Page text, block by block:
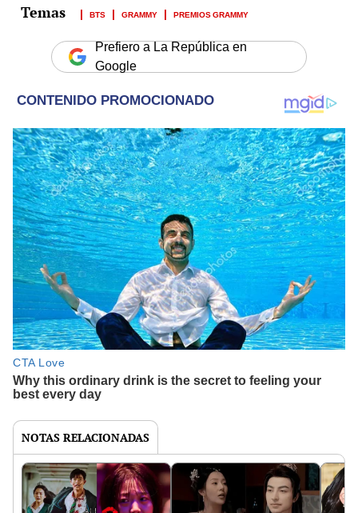
BTS GRAMMY PREMIOS GRAMMY
Prefiero a La República en
Google
NOTAS RELACIONADAS